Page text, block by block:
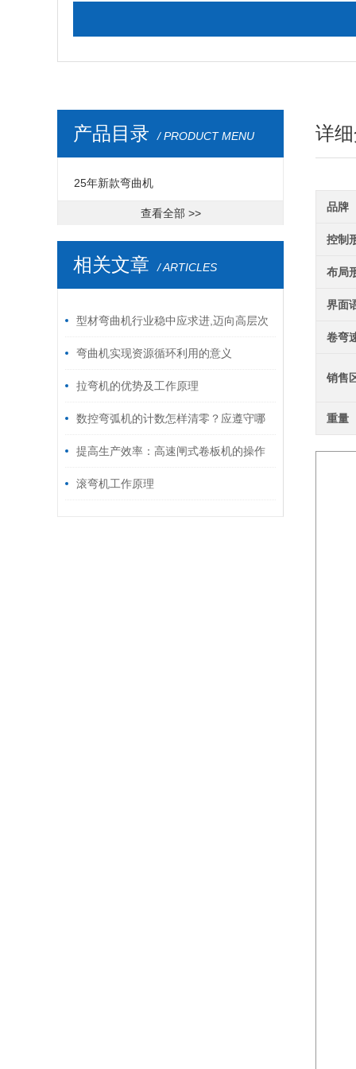
产品目录 / PRODUCT MENU
25年新款弯曲机
查看全部 >>
相关文章 / ARTICLES
型材弯曲机行业稳中应求进,迈向高层次
弯曲机实现资源循环利用的意义
拉弯机的优势及工作原理
数控弯弧机的计数怎样清零？应遵守哪
些原则
提高生产效率：高速闸式卷板机的操作
技巧与优化方法
滚弯机工作原理
详
品牌
控制
布局
界面
卷弯
销售
重量